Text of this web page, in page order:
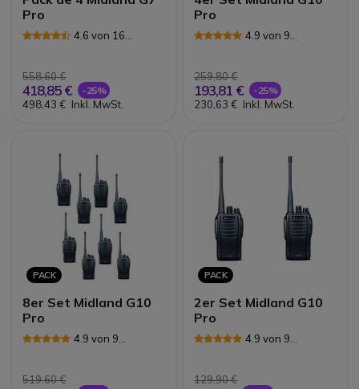
Pro
4.6 von 16
558,60 €
418,85 € -25%
498,43 € Inkl. MwSt.
Pro
4.9 von 9
259,80 €
193,81 € -25%
230,63 € Inkl. MwSt.
PACK
8er Set Midland G10
Pro
4.9 von 9
519,60 €
PACK
2er Set Midland G10
Pro
4.9 von 9
129,90 €